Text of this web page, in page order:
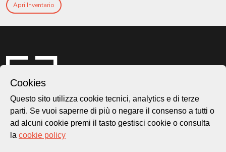
Apri Inventario
Cookies
Questo sito utilizza cookie tecnici, analytics e di terze
parti. Se vuoi saperne di più o negare il consenso a tutti o
ad alcuni cookie premi il tasto gestisci cookie o consulta
la cookie policy